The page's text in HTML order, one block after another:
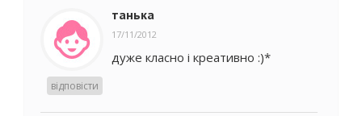
танька
17/11/2012
дуже класно i креативно :)*
відповісти